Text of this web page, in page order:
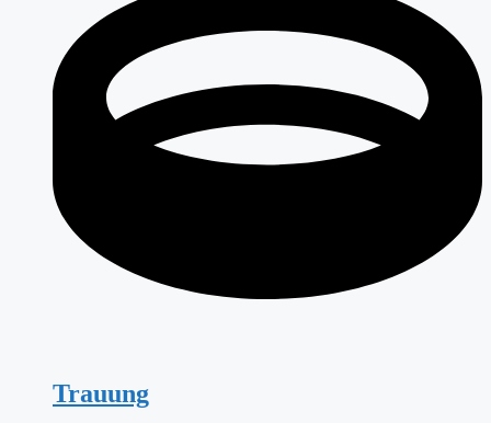
Trauung